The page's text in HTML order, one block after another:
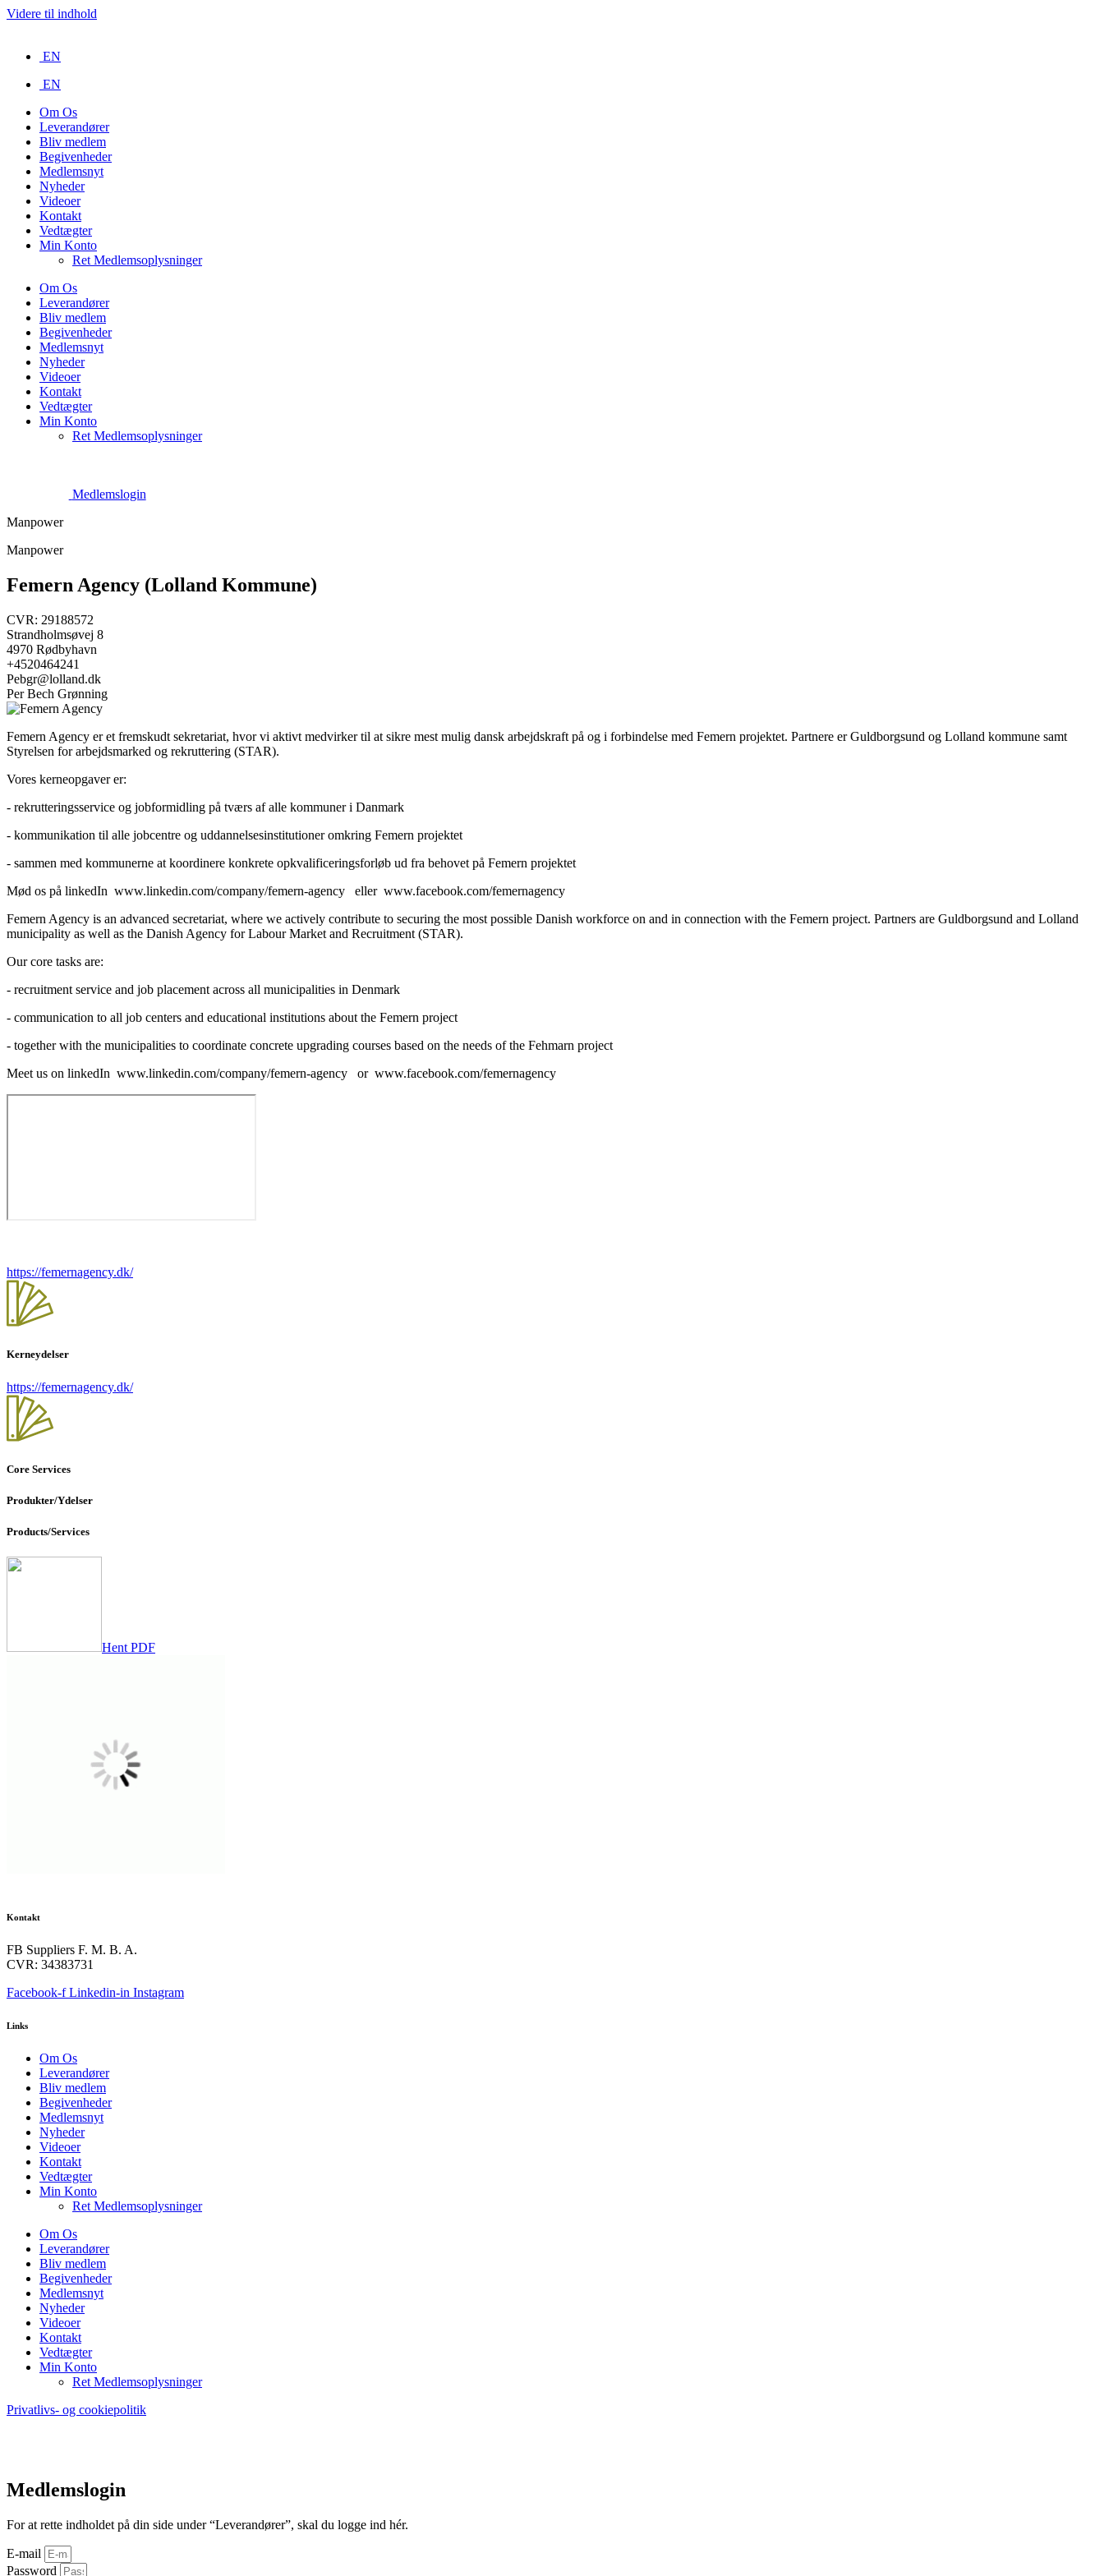
Videre til indhold
EN
EN
Om Os
Leverandører
Bliv medlem
Begivenheder
Medlemsnyt
Nyheder
Videoer
Kontakt
Vedtægter
Min Konto
Ret Medlemsoplysninger
Om Os
Leverandører
Bliv medlem
Begivenheder
Medlemsnyt
Nyheder
Videoer
Kontakt
Vedtægter
Min Konto
Ret Medlemsoplysninger
Medlemslogin
Manpower
Manpower
Femern Agency (Lolland Kommune)
CVR: 29188572
Strandholmsøvej 8
4970 Rødbyhavn
+4520464241
Pebgr@lolland.dk
Per Bech Grønning
Femern Agency er et fremskudt sekretariat, hvor vi aktivt medvirker til at sikre mest mulig dansk arbejdskraft på og i forbindelse med Femern projektet. Partnere er Guldborgsund og Lolland kommune samt
Styrelsen for arbejdsmarked og rekruttering (STAR).
Vores kerneopgaver er:
- rekrutteringsservice og jobformidling på tværs af alle kommuner i Danmark
- kommunikation til alle jobcentre og uddannelsesinstitutioner omkring Femern projektet
- sammen med kommunerne at koordinere konkrete opkvalificeringsforløb ud fra behovet på Femern projektet
Mød os på linkedIn www.linkedin.com/company/femern-agency eller www.facebook.com/femernagency
Femern Agency is an advanced secretariat, where we actively contribute to securing the most possible Danish workforce on and in connection with the Femern project. Partners are Guldborgsund and Lolland
municipality as well as the Danish Agency for Labour Market and Recruitment (STAR).
Our core tasks are:
- recruitment service and job placement across all municipalities in Denmark
- communication to all job centers and educational institutions about the Femern project
- together with the municipalities to coordinate concrete upgrading courses based on the needs of the Fehmarn project
Meet us on linkedIn www.linkedin.com/company/femern-agency or www.facebook.com/femernagency
https://femernagency.dk/
Kerneydelser
https://femernagency.dk/
Core Services
Produkter/Ydelser
Products/Services
Hent PDF
Kontakt
FB Suppliers F. M. B. A.
CVR: 34383731
Facebook-f Linkedin-in Instagram
Links
Om Os
Leverandører
Bliv medlem
Begivenheder
Medlemsnyt
Nyheder
Videoer
Kontakt
Vedtægter
Min Konto
Ret Medlemsoplysninger
Om Os
Leverandører
Bliv medlem
Begivenheder
Medlemsnyt
Nyheder
Videoer
Kontakt
Vedtægter
Min Konto
Ret Medlemsoplysninger
Privatlivs- og cookiepolitik
Medlemslogin
For at rette indholdet på din side under “Leverandører”, skal du logge ind hér.
E-mail
Password